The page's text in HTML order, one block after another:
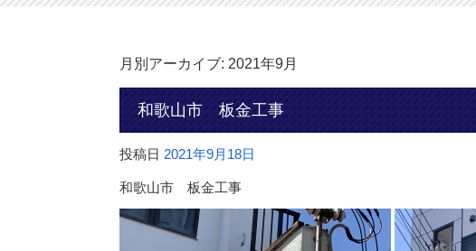
月別アーカイブ: 2021年9月
和歌山市 板金工事
投稿日 2021年9月18日
和歌山市 板金工事